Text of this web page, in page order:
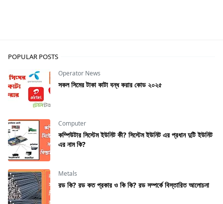
POPULAR POSTS
Operator News
সকল সিমের টাকা কাটা বন্ধ করার কোড ২০২৫
Computer
কম্পিউটার সিস্টেম ইউনিট কী? সিস্টেম ইউনিট এর প্রধান দুটি ইউনিট
এর নাম কি?
Metals
রড কি? রড কত প্রকার ও কি কি? রড সম্পর্কে বিস্তারিত আলোচনা